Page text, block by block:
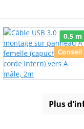
0.5 m
Conseil
Plus